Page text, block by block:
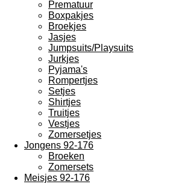
Prematuur
Boxpakjes
Broekjes
Jasjes
Jumpsuits/Playsuits
Jurkjes
Pyjama's
Rompertjes
Setjes
Shirtjes
Truitjes
Vestjes
Zomersetjes
Jongens 92-176
Broeken
Zomersets
Meisjes 92-176